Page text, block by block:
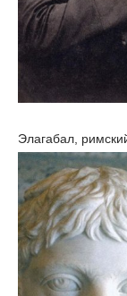
Элагабал,